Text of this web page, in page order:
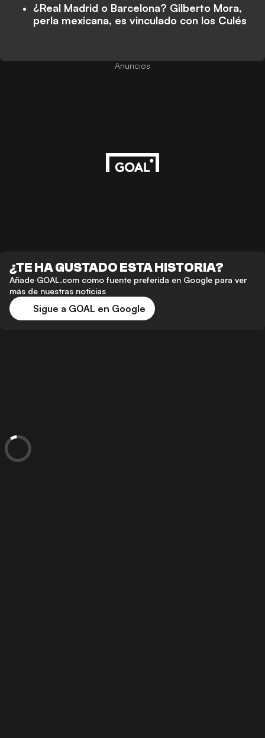
¿Real Madrid o Barcelona? Gilberto Mora,
perla mexicana, es vinculado con los Culés
Anuncios
¿TE HA GUSTADO ESTA HISTORIA?
Añade GOAL.com como fuente preferida en Google para ver
más de nuestras noticias
Sigue a GOAL en Google